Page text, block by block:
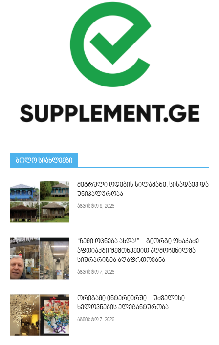
ᲑᲝᲚᲝ ᲡᲘᲐᲮᲚᲔᲔᲑᲘ
მეგრული ოდების სილამაზე, სისადავე და
უნიკალურობა
აგვისტო 8, 2026
“ჩემი ოცნება ახდა!” – გიორგი ფხაკაძე
აფთიაქში შემთხვევით აღმოჩენილმა
სიურპრიზმა აღაფრთოვანა
აგვისტო 7, 2026
ორიგამი ინტერიერში – უძველესი
ხელოვნების ელეგანტურობა
აგვისტო 7, 2026